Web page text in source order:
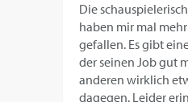
Die
haben mir mal
gefallen. Es gibt
der seinen Job gut
anderen wirklich
dagegen. Leider